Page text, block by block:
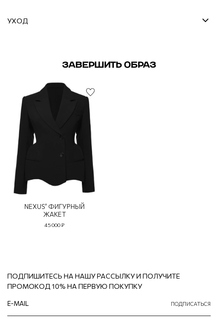
УХОД
ЗАВЕРШИТЬ ОБРАЗ
NEXUS” ФИГУРНЫЙ
ЖАКЕТ
45 000 ₽
ПОДПИШИТЕСЬ НА НАШУ РАССЫЛКУ И ПОЛУЧИТЕ
ПРОМОКОД 10% НА ПЕРВУЮ ПОКУПКУ
ПОДПИСАТЬСЯ